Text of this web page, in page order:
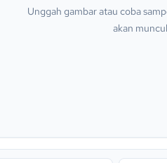
Unggah gambar atau coba
akan